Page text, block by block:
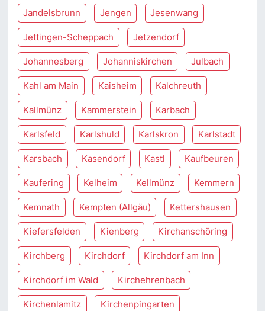
Jandelsbrunn Jengen Jesenwang
Jettingen-Scheppach Jetzendorf
Johannesberg Johanniskirchen Julbach
Kahl am Main Kaisheim Kalchreuth
Kallmünz Kammerstein Karbach
Karlsfeld Karlshuld Karlskron Karlstadt
Karsbach Kasendorf Kastl Kaufbeuren
Kaufering Kelheim Kellmünz Kemmern
Kemnath Kempten (Allgäu) Kettershausen
Kiefersfelden Kienberg Kirchanschöring
Kirchberg Kirchdorf Kirchdorf am Inn
Kirchdorf im Wald Kirchehrenbach
Kirchenlamitz Kirchenpingarten